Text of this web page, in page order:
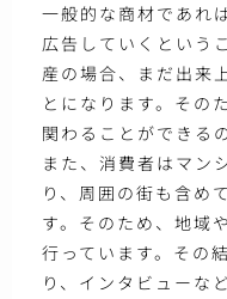
一般的な商材であれ
広告していくという
産の場合、まだ出来
とになります。その
関わることができる
また、消費者はマン
り、周囲の街も含め
す。そのため、地域
行っています。その
り、インタビューな